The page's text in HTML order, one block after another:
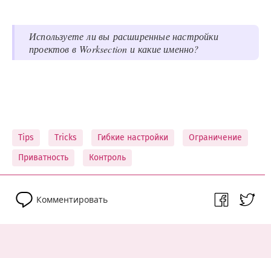
Используете ли вы расширенные настройки
проектов в Worksection и какие именно?
Tips Tricks Гибкие настройки
Ограничение
Приватность
Контроль
Комментировать